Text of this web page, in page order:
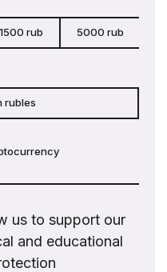
1500 rub 5000 rub
rubles
us to support our
and educational